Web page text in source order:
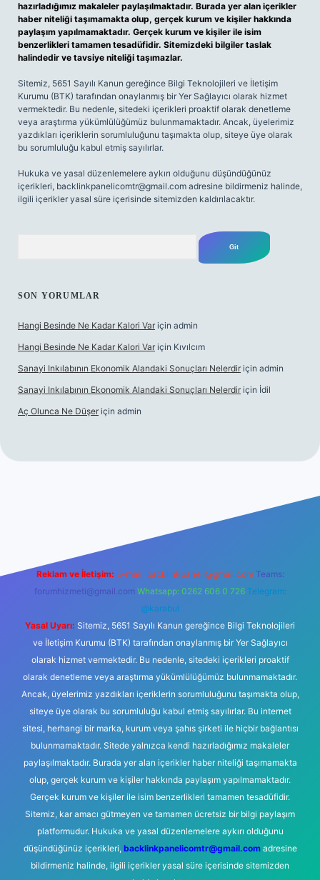
hazırladığımız makaleler paylaşılmaktadır. Burada yer alan içerikler
haber niteliği taşımamakta olup, gerçek kurum ve kişiler hakkında
paylaşım yapılmamaktadır. Gerçek kurum ve kişiler ile isim
benzerlikleri tamamen tesadüfidir. Sitemizdeki bilgiler taslak
halindedir ve tavsiye niteliği taşımazlar.
Sitemiz, 5651 Sayılı Kanun gereğince Bilgi Teknolojileri ve İletişim
Kurumu (BTK) tarafından onaylanmış bir Yer Sağlayıcı olarak hizmet
vermektedir. Bu nedenle, sitedeki içerikleri proaktif olarak denetleme
veya araştırma yükümlülüğümüz bulunmamaktadır. Ancak, üyelerimiz
yazdıkları içeriklerin sorumluluğunu taşımakta olup, siteye üye olarak
bu sorumluluğu kabul etmiş sayılırlar.
Hukuka ve yasal düzenlemelere aykırı olduğunu düşündüğünüz
içerikleri, backlinkpanelicomtr@gmail.com adresine bildirmeniz halinde,
ilgili içerikler yasal süre içerisinde sitemizden kaldırılacaktır.
SON YORUMLAR
Hangi Besinde Ne Kadar Kalori Var için admin
Hangi Besinde Ne Kadar Kalori Var için Kıvılcım
Sanayi Inkılabının Ekonomik Alandaki Sonuçları Nelerdir için admin
Sanayi Inkılabının Ekonomik Alandaki Sonuçları Nelerdir için İdil
Aç Olunca Ne Düşer için admin
Reklam ve İletişim: E-mail: backlinkpaneli@gmail.com Teams:
forumhizmeti@gmail.com Whatsapp: 0262 606 0 726 Telegram:
@karabul
Yasal Uyarı: Sitemiz, 5651 Sayılı Kanun gereğince Bilgi Teknolojileri
ve İletişim Kurumu (BTK) tarafından onaylanmış bir Yer Sağlayıcı
olarak hizmet vermektedir. Bu nedenle, sitedeki içerikleri proaktif
olarak denetleme veya araştırma yükümlülüğümüz bulunmamaktadır.
Ancak, üyelerimiz yazdıkları içeriklerin sorumluluğunu taşımakta olup,
siteye üye olarak bu sorumluluğu kabul etmiş sayılırlar. Bu internet
sitesi, herhangi bir marka, kurum veya şahıs şirketi ile hiçbir bağlantısı
bulunmamaktadır. Sitede yalnızca kendi hazırladığımız makaleler
paylaşılmaktadır. Burada yer alan içerikler haber niteliği taşımamakta
olup, gerçek kurum ve kişiler hakkında paylaşım yapılmamaktadır.
Gerçek kurum ve kişiler ile isim benzerlikleri tamamen tesadüfidir.
Sitemiz, kar amacı gütmeyen ve tamamen ücretsiz bir bilgi paylaşım
platformudur. Hukuka ve yasal düzenlemelere aykırı olduğunu
düşündüğünüz içerikleri, backlinkpanelicomtr@gmail.comadresine
bildirmeniz halinde, ilgili içerikler yasal süre içerisinde sitemizden